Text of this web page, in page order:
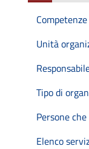
Competenze
Unità
Tipo di
Persone
Elenco